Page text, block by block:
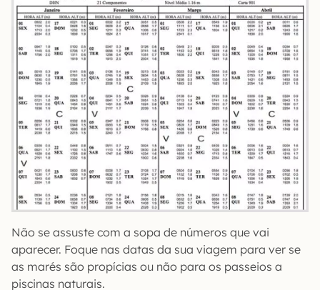
Não se assuste com a sopa de números que vai
aparecer. Foque nas datas da sua viagem para ver se
as marés são propícias ou não para os passeios a
piscinas naturais.